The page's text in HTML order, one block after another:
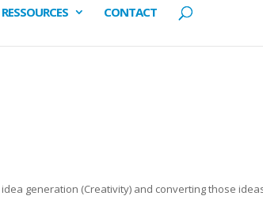
CONTACT
generation (Creativity) and converting those